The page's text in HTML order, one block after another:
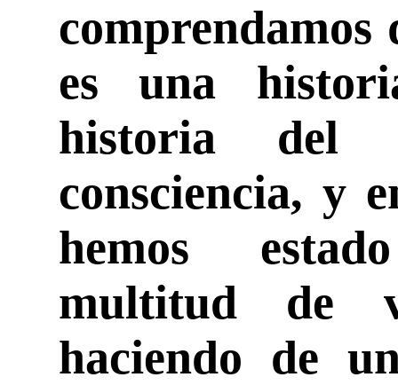
es una
historia del
consciencia, y
hemos
multitud de
haciendo de